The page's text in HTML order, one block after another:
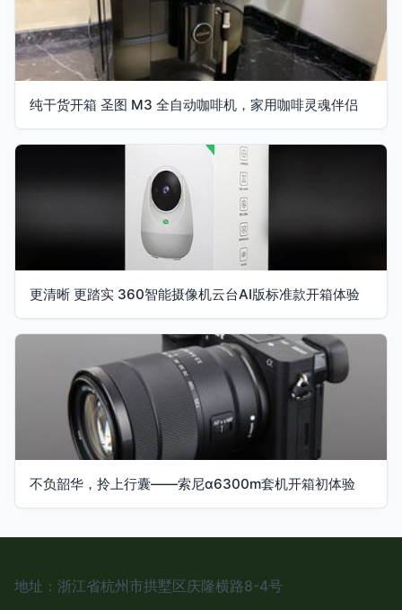
纯干货开箱 圣图 M3 全自动咖啡机，家用咖啡灵魂伴侣
更清晰 更踏实 360智能摄像机云台AI版标准款开箱体验
不负韶华，拎上行囊——索尼α6300m套机开箱初体验
地址：浙江省杭州市拱墅区庆隆横路8-4号